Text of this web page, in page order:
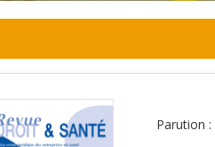
Parution :